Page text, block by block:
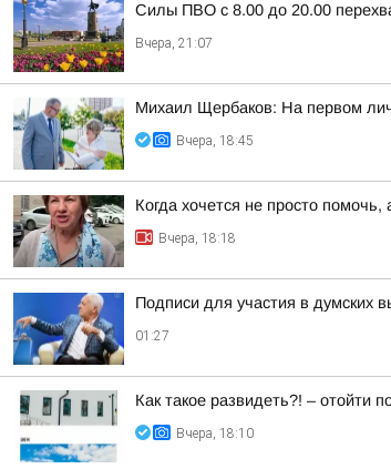
Силы ПВО с 8.00 до 20.00
Вчера, 21:07
Михаил Щербаков: На первом
Вчера, 18:45
Когда хочется не просто
Вчера, 18:18
Подписи для участия в думских
01:27
Как такое развидеть?! – отойти
Вчера, 18:10